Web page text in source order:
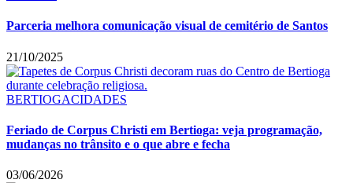
Parceria melhora comunicação visual de cemitério de Santos
21/10/2025
BERTIOGACIDADES
Feriado de Corpus Christi em Bertioga: veja programação,
mudanças no trânsito e o que abre e fecha
03/06/2026